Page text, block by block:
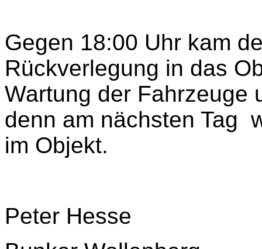
Gegen 18:00 Uhr kam
Rückverlegung in das
Wartung der Fahrzeuge
denn am nächsten Tag
im Objekt.
Peter Hesse